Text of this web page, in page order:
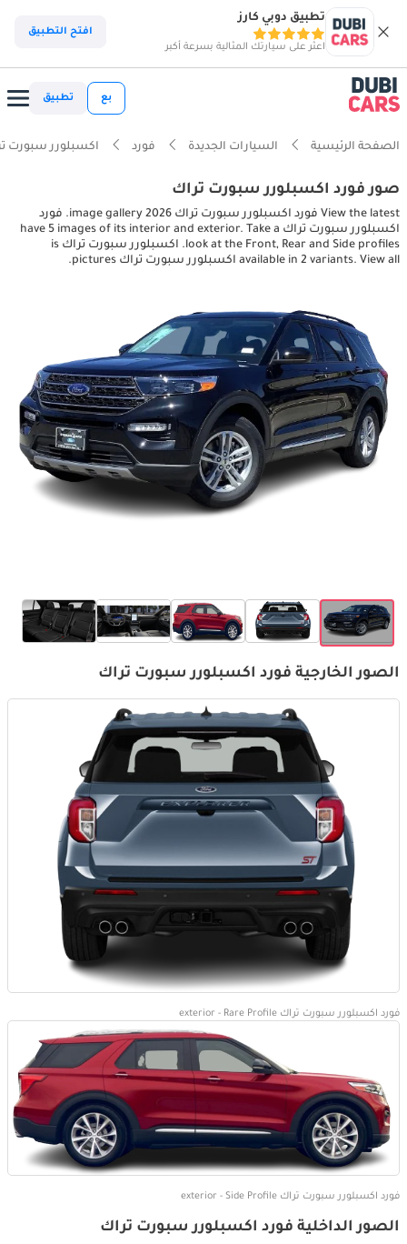
تطبيق دوبي كارز
اعثر على سيارتك المثالية بسرعة أكبر
افتح التطبيق
بع تطبيق
الصفحة الرئيسية السيارات الجديدة فورد اكسبلورر سبورت
صور فورد اكسبلورر سبورت تراك
View the latest فورد اكسبلورر سبورت تراك 2026 image gallery. فورد
اكسبلورر سبورت تراك have 5 images of its interior and exterior. Take a
look at the Front, Rear and Side profiles. اكسبلورر سبورت تراك is
available in 2 variants. View all اكسبلورر سبورت تراك pictures.
الصور الخارجية فورد اكسبلورر سبورت تراك
فورد اكسبلورر سبورت تراك exterior - Rare Profile
فورد اكسبلورر سبورت تراك exterior - Side Profile
الصور الداخلية فورد اكسبلورر سبورت تراك